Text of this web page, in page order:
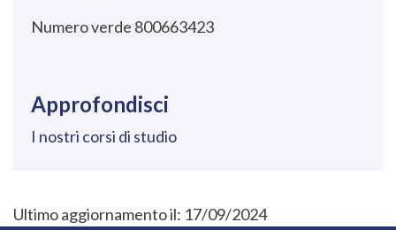
Numero verde 800663423
Approfondisci
I nostri corsi di studio
Ultimo aggiornamento il: 17/09/2024